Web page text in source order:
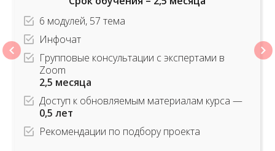
6 модулей, 57 тема
Инфочат
Групповые консультации с экспертами в
Zoom
2,5 месяца
Доступ к обновляемым материалам курса —
0,5 лет
Рекомендации по подбору проекта